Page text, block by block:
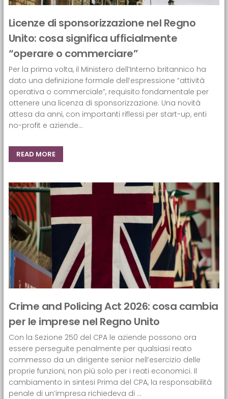
Licenze di sponsorizzazione nel Regno
Unito: cosa significa ufficialmente
“operare o commerciare”
Per la prima volta, il Ministero dell’Interno britannico ha
dato una definizione formale dell’espressione “attività
operativa o commerciale”, requisito fondamentale per
ottenere una licenza di sponsorizzazione. Una novità
attesa da anni, con importanti riflessi per start-up, enti
no-profit e aziende...
READ MORE
Crime and Policing Act 2026: cosa cambia
per le imprese nel Regno Unito
Con la Sezione 250 del CPA le aziende possono ora
essere perseguite penalmente per qualsiasi reato
commesso da un dirigente senior nell’esercizio delle
proprie funzioni, non più solo per i reati economici. Il
cambiamento in sintesi Prima del CPA, la responsabilità
penale di un’impresa richiedeva di ...